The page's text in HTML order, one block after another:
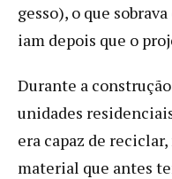
gesso), o que
iam depois que o
Durante a
unidades
era capaz de
material que antes